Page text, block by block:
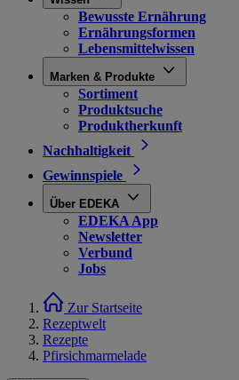
Bewusste Ernährung
Ernährungsformen
Lebensmittelwissen
Marken & Produkte
Sortiment
Produktsuche
Produktherkunft
Nachhaltigkeit
Gewinnspiele
Über EDEKA
EDEKA App
Newsletter
Verbund
Jobs
Zur Startseite
Rezeptwelt
Rezepte
Pfirsichmarmelade